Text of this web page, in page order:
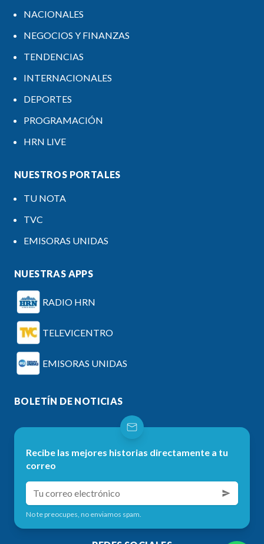
NACIONALES
NEGOCIOS Y FINANZAS
TENDENCIAS
INTERNACIONALES
DEPORTES
PROGRAMACIÓN
HRN LIVE
NUESTROS PORTALES
TU NOTA
TVC
EMISORAS UNIDAS
NUESTRAS APPS
RADIO HRN
TELEVICENTRO
EMISORAS UNIDAS
BOLETÍN DE NOTICIAS
Recibe las mejores historias directamente a tu
correo
No te preocupes, no enviamos spam.